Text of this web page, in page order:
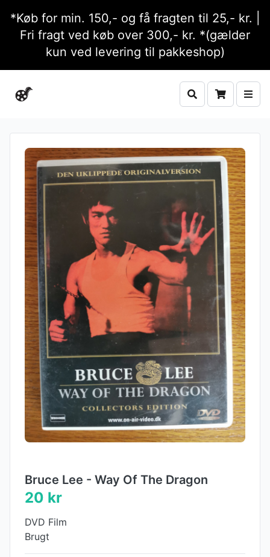
*Køb for min. 150,- og få fragten til 25,- kr. |
Fri fragt ved køb over 300,- kr. *(gælder
kun ved levering til pakkeshop)
Bruce Lee - Way Of The Dragon
20 kr
DVD Film
Brugt